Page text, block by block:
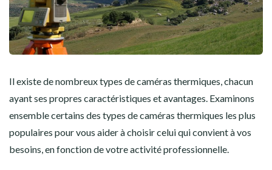
Il existe de nombreux types de caméras thermiques, chacun
ayant ses propres caractéristiques et avantages. Examinons
ensemble certains des types de caméras thermiques les plus
populaires pour vous aider à choisir celui qui convient à vos
besoins, en fonction de votre activité professionnelle.